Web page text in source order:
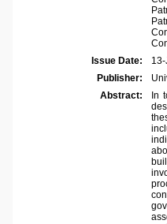
Issue Date:
Publisher:
Abstract:
In